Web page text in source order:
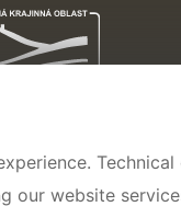
our website